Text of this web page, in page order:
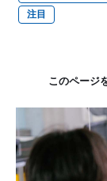
注目
このページ